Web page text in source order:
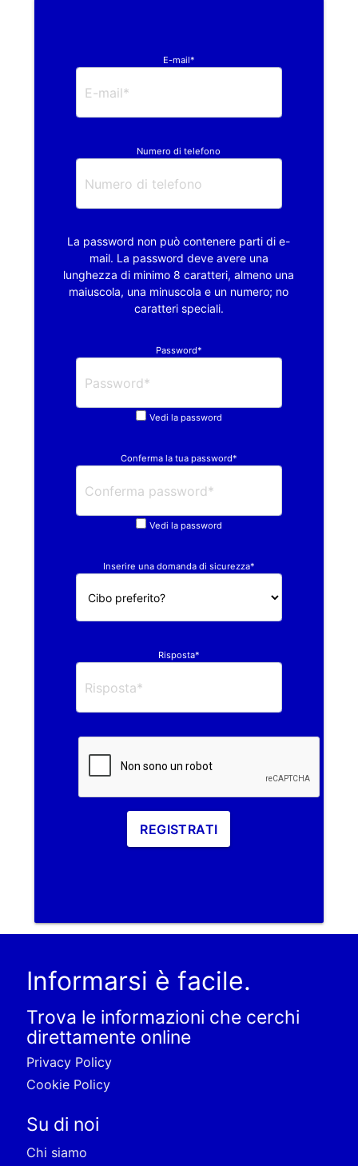
E-mail*
Numero di telefono
La password non può contenere parti di e-
mail. La password deve avere una
lunghezza di minimo 8 caratteri, almeno una
maiuscola, una minuscola e un numero; no
caratteri speciali.
Password*
Vedi la password
Conferma la tua password*
Vedi la password
Inserire una domanda di sicurezza*
Risposta*
REGISTRATI
Informarsi è facile.
Trova le informazioni che cerchi
direttamente online
Privacy Policy
Cookie Policy
Su di noi
Chi siamo